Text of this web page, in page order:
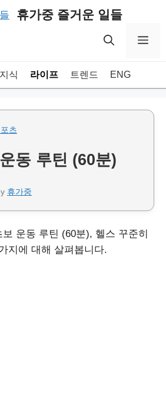
휴가중 즐거운 일들
지식 라이프 트렌드 ENG
츠
동 루틴 (60분)
휴가중
운동 루틴 (60분), 헬스 꾸준히
지에 대해 살펴봅니다.